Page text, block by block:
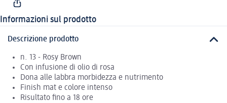
Informazioni sul prodotto
Descrizione prodotto
n. 13 - Rosy Brown
Con infusione di olio di rosa
Dona alle labbra morbidezza e nutrimento
Finish mat e colore intenso
Risultato fino a 18 ore